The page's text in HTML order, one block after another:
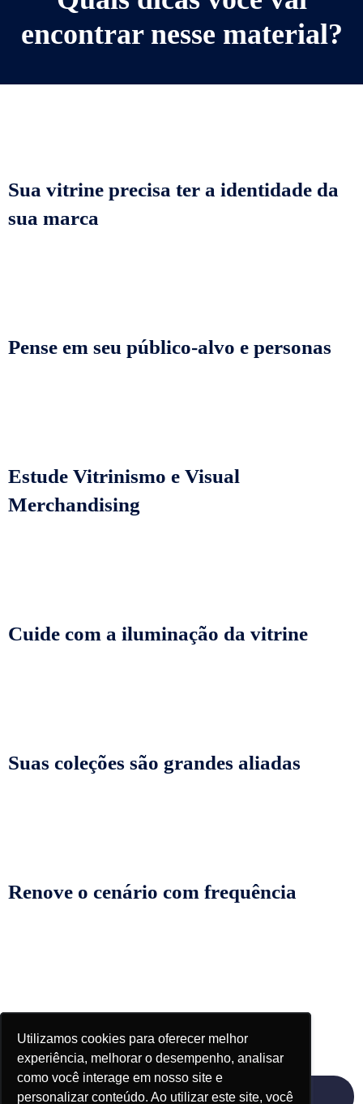
Utilizamos cookies para oferecer melhor
experiência, melhorar o desempenho, analisar
como você interage em nosso site e
personalizar conteúdo. Ao utilizar este site, você
Utilizamos cookies para oferecer melhor
experiência, melhorar o desempenho, analisar
como você interage em nosso site e
personalizar conteúdo. Ao utilizar este site, você
encontrar nesse material?
Sua vitrine precisa ter a identidade da
sua marca
Pense em seu público-alvo e personas
Estude Vitrinismo e Visual
Merchandising
Cuide com a iluminação da vitrine
Suas coleções são grandes aliadas
Renove o cenário com frequência
Acessar material